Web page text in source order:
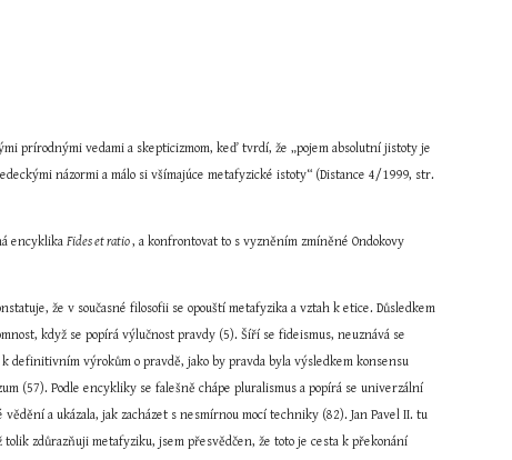
prírodnými vedami a skepticizmom, keď tvrdí, že „pojem absolutní jistoty je
názormi a málo si všímajúce metafyzické istoty“ (Distance 4/1999, str.
encyklika Fides et ratio , a konfrontovat to s vyzněním zmíněné Ondokovy
že v současné filosofii se opouští metafyzika a vztah k etice. Důsledkem
když se popírá výlučnost pravdy (5). Šíří se fideismus, neuznává se
definitivním výrokům o pravdě, jako by pravda byla výsledkem konsensu
(57). Podle encykliky se falešně chápe pluralismus a popírá se univerzální
a ukázala, jak zacházet s nesmírnou mocí techniky (82). Jan Pavel II. tu
zdůrazňuji metafyziku, jsem přesvědčen, že toto je cesta k překonání